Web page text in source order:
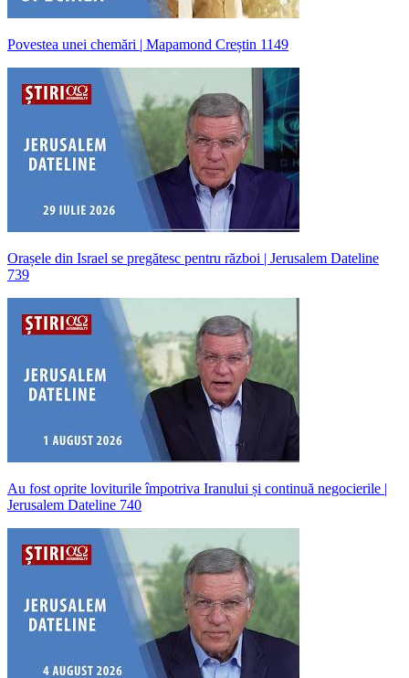
Povestea unei chemări | Mapamond Creștin 1149
Orașele din Israel se pregătesc pentru război | Jerusalem Dateline
739
Au fost oprite loviturile împotriva Iranului și continuă negocierile |
Jerusalem Dateline 740